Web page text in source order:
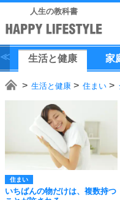
人生の教科書
生活と健康 家
生活と健康 住まい
住まい
いちばんの物だけは、複数持つ